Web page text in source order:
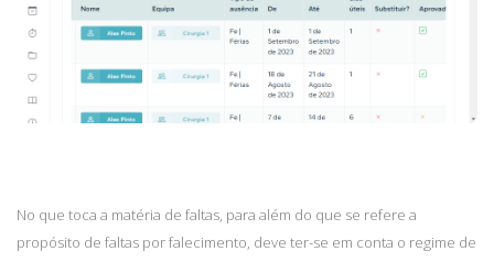
No que toca a matéria de faltas, para além do que se refere a
propósito de faltas por falecimento, deve ter-se em conta o regime de